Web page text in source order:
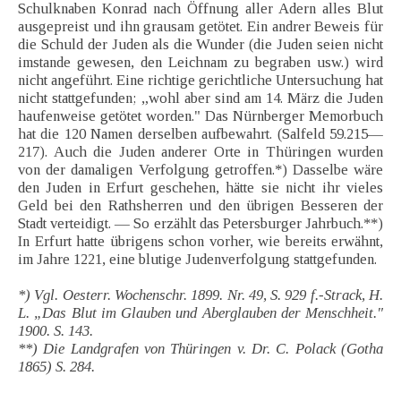
Schulknaben Konrad nach Öffnung aller Adern alles Blut
ausgepreist und ihn grausam getötet. Ein andrer Beweis für
die Schuld der Juden als die Wunder (die Juden seien nicht
imstande gewesen, den Leichnam zu begraben usw.) wird
nicht angeführt. Eine richtige gerichtliche Untersuchung hat
nicht stattgefunden; „wohl aber sind am 14. März die Juden
haufenweise getötet worden." Das Nürnberger Memorbuch
hat die 120 Namen derselben aufbewahrt. (Salfeld 59.215—
217). Auch die Juden anderer Orte in Thüringen wurden
von der damaligen Verfolgung getroffen.*) Dasselbe wäre
den Juden in Erfurt geschehen, hätte sie nicht ihr vieles
Geld bei den Rathsherren und den übrigen Besseren der
Stadt verteidigt. — So erzählt das Petersburger Jahrbuch.**)
In Erfurt hatte übrigens schon vorher, wie bereits erwähnt,
im Jahre 1221, eine blutige Judenverfolgung stattgefunden.
*) Vgl. Oesterr. Wochenschr. 1899. Nr. 49, S. 929 f.-Strack, H.
L. „Das Blut im Glauben und Aberglauben der Menschheit."
1900. S. 143.
**) Die Landgrafen von Thüringen v. Dr. C. Polack (Gotha
1865) S. 284.